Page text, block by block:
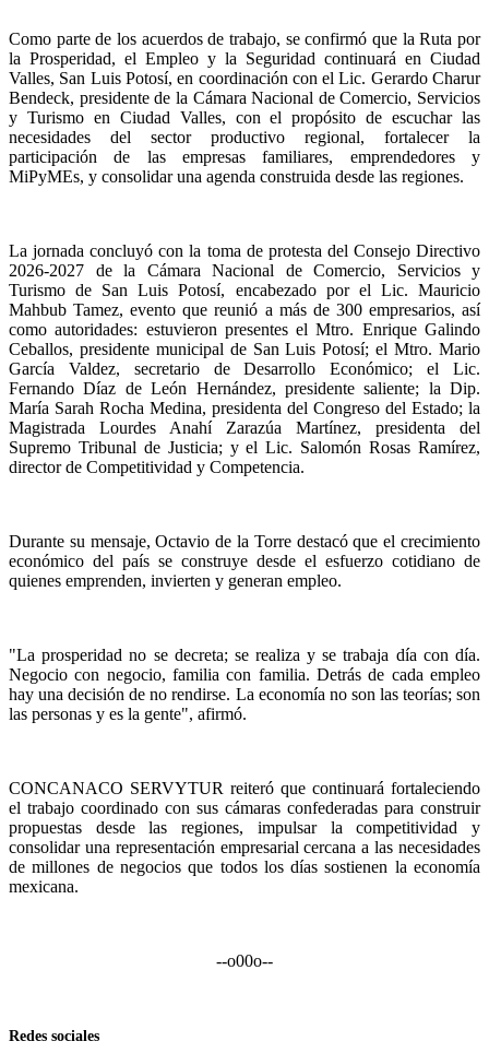
Como parte de los acuerdos de trabajo, se confirmó que la Ruta por
la Prosperidad, el Empleo y la Seguridad continuará en Ciudad
Valles, San Luis Potosí, en coordinación con el Lic. Gerardo Charur
Bendeck, presidente de la Cámara Nacional de Comercio, Servicios
y Turismo en Ciudad Valles, con el propósito de escuchar las
necesidades del sector productivo regional, fortalecer la
participación de las empresas familiares, emprendedores y
MiPyMEs, y consolidar una agenda construida desde las regiones.
La jornada concluyó con la toma de protesta del Consejo Directivo
2026-2027 de la Cámara Nacional de Comercio, Servicios y
Turismo de San Luis Potosí, encabezado por el Lic. Mauricio
Mahbub Tamez, evento que reunió a más de 300 empresarios, así
como autoridades: estuvieron presentes el Mtro. Enrique Galindo
Ceballos, presidente municipal de San Luis Potosí; el Mtro. Mario
García Valdez, secretario de Desarrollo Económico; el Lic.
Fernando Díaz de León Hernández, presidente saliente; la Dip.
María Sarah Rocha Medina, presidenta del Congreso del Estado; la
Magistrada Lourdes Anahí Zarazúa Martínez, presidenta del
Supremo Tribunal de Justicia; y el Lic. Salomón Rosas Ramírez,
director de Competitividad y Competencia.
Durante su mensaje, Octavio de la Torre destacó que el crecimiento
económico del país se construye desde el esfuerzo cotidiano de
quienes emprenden, invierten y generan empleo.
"La prosperidad no se decreta; se realiza y se trabaja día con día.
Negocio con negocio, familia con familia. Detrás de cada empleo
hay una decisión de no rendirse. La economía no son las teorías; son
las personas y es la gente", afirmó.
CONCANACO SERVYTUR reiteró que continuará fortaleciendo
el trabajo coordinado con sus cámaras confederadas para construir
propuestas desde las regiones, impulsar la competitividad y
consolidar una representación empresarial cercana a las necesidades
de millones de negocios que todos los días sostienen la economía
mexicana.
--o00o--
Redes sociales